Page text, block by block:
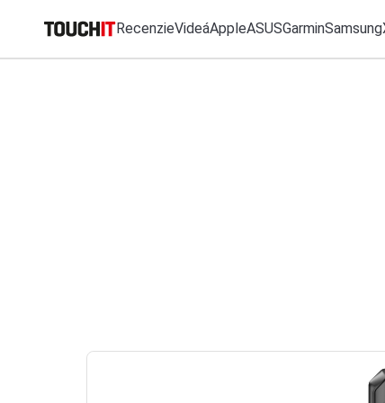
RecenzieVideáAppleASUSGarminSamsung